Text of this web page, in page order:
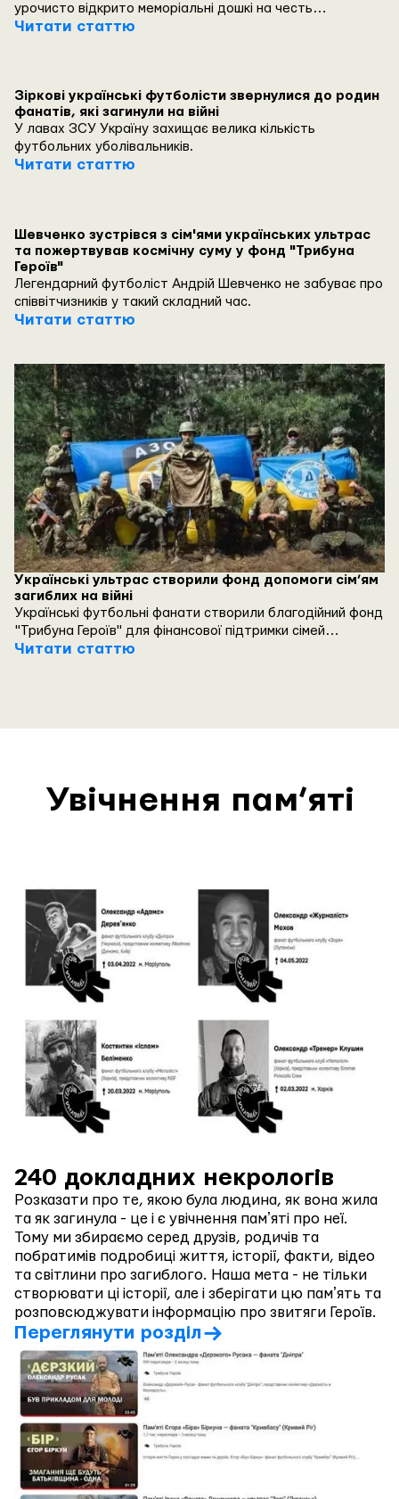
урочисто відкрито меморіальні дошкі на честь
футбольних фанатів, які загинули на війні.
Читати статтю
Зіркові українські футболісти звернулися до родин
фанатів, які загинули на війні
У лавах ЗСУ Україну захищає велика кількість
футбольних уболівальників.
Читати статтю
Шевченко зустрівся з сім'ями українських ультрас
та пожертвував космічну суму у фонд "Трибуна
Героїв"
Легендарний футболіст Андрій Шевченко не забуває про
співвітчизників у такий складний час.
Читати статтю
Українські ультрас створили фонд допомоги сім’ям
загиблих на війні
Українські футбольні фанати створили благодійний фонд
"Трибуна Героїв" для фінансової підтримки сімей
загиблих на війні вболівальників з усієї України.
Читати статтю
Увічнення пам’яті
240 докладних некрологів
Розказати про те, якою була людина, як вона жила
та як загинула - це і є увічнення памʼяті про неї.
Тому ми збираємо серед друзів, родичів та
побратимів подробиці життя, історії, факти, відео
та світлини про загиблого. Наша мета - не тільки
створювати ці історії, але і зберігати цю памʼять та
розповсюджувати інформацію про звитяги Героїв.
Переглянути розділ